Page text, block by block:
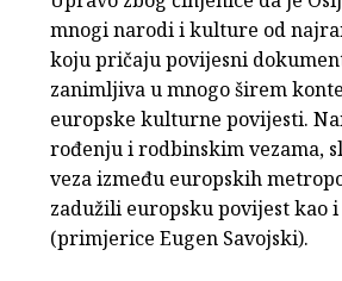
mnogi narodi i kulture od
koju pričaju povijesni
zanimljiva u mnogo širem
europske kulturne povijesti.
rođenju i rodbinskim vezama,
veza između europskih
zadužili europsku povijest kao
(primjerice Eugen Savojski).